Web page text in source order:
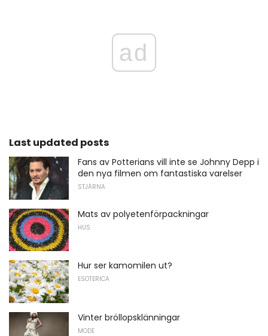
ad
Last updated posts
Fans av Potterians vill inte se Johnny Depp i
den nya filmen om fantastiska varelser
STJÄRNA
Mats av polyetenförpackningar
HUS
Hur ser kamomilen ut?
ESOTERICA
Vinter bröllopsklänningar
MODE